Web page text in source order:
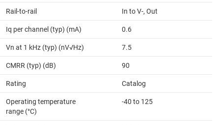
Rail-to-rail In to V-, Out
Iq per channel (typ) (mA) 0.6
Vn at 1 kHz (typ) (nV√Hz) 7.5
CMRR (typ) (dB) 90
Rating Catalog
Operating temperature
range (°C)
-40 to 125